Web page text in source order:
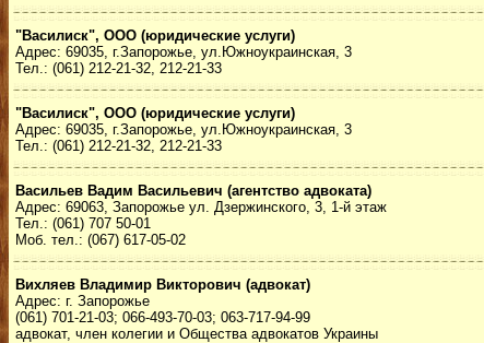
"Василиск", ООО (юридические услуги)
Адрес: 69035, г.Запорожье, ул.Южноукраинская, 3
Тел.: (061) 212-21-32, 212-21-33
"Василиск", ООО (юридические услуги)
Адрес: 69035, г.Запорожье, ул.Южноукраинская, 3
Тел.: (061) 212-21-32, 212-21-33
Васильев Вадим Васильевич (агентство адвоката)
Адрес: 69063, Запорожье ул. Дзержинского, 3, 1-й этаж
Тел.: (061) 707 50-01
Моб. тел.: (067) 617-05-02
Вихляев Владимир Викторович (адвокат)
Адрес: г. Запорожье
(061) 701-21-03; 066-493-70-03; 063-717-94-99
адвокат, член колегии и Общества адвокатов Украины